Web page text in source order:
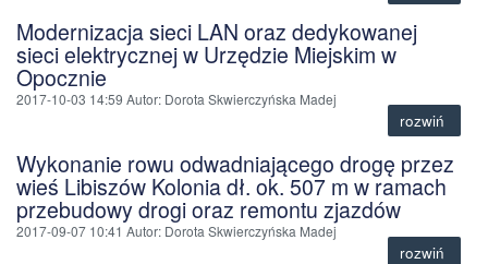
Modernizacja sieci LAN oraz dedykowanej
sieci elektrycznej w Urzędzie Miejskim w
Opocznie
2017-10-03 14:59 Autor: Dorota Skwierczyńska Madej
rozwiń
Wykonanie rowu odwadniającego drogę przez
wieś Libiszów Kolonia dł. ok. 507 m w ramach
przebudowy drogi oraz remontu zjazdów
2017-09-07 10:41 Autor: Dorota Skwierczyńska Madej
rozwiń